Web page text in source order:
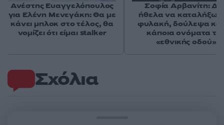
Σχόλια
Ανέστης Ευαγγελόπουλος
για Ελένη Μενεγάκη: Θα με
κάνει μπλοκ στο τέλος, θα
νομίζει ότι είμαι stalker
Σοφία Αρβανίτη:
ήθελα να καταλήξω
φυλακή, δούλεψα
κάποια ονόματα
«εθνικής οδού»